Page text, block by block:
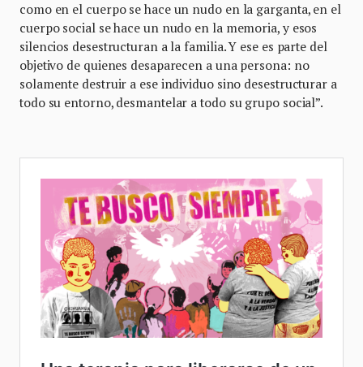
como en el cuerpo se hace un nudo en la garganta, en el
cuerpo social se hace un nudo en la memoria, y esos
silencios desestructuran a la familia. Y ese es parte del
objetivo de quienes desaparecen a una persona: no
solamente destruir a ese individuo sino desestructurar a
todo su entorno, desmantelar a todo su grupo social”.